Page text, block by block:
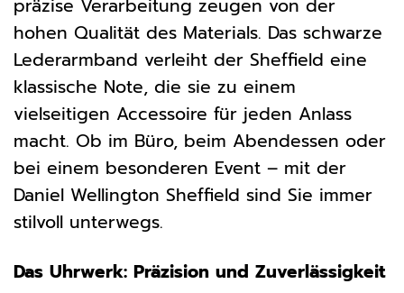
präzise Verarbeitung zeugen von der
hohen Qualität des Materials. Das schwarze
Lederarmband verleiht der Sheffield eine
klassische Note, die sie zu einem
vielseitigen Accessoire für jeden Anlass
macht. Ob im Büro, beim Abendessen oder
bei einem besonderen Event – mit der
Daniel Wellington Sheffield sind Sie immer
stilvoll unterwegs.
Das Uhrwerk: Präzision und Zuverlässigkeit